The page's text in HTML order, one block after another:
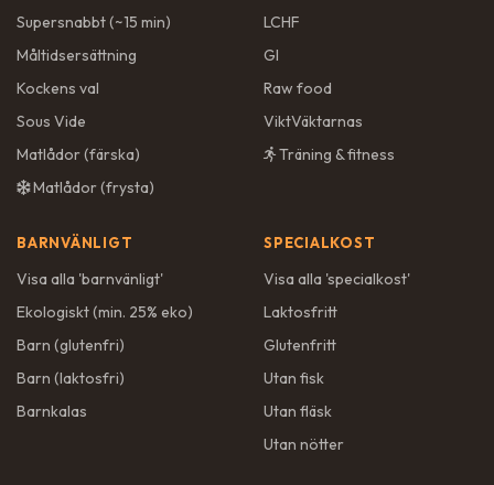
Supersnabbt (~15 min)
Måltidsersättning
Kockens val
Sous Vide
Matlådor (färska)
Matlådor (frysta)
LCHF
GI
Raw food
ViktVäktarnas
Träning & fitness
BARNVÄNLIGT
Visa alla 'barnvänligt'
Ekologiskt (min. 25% eko)
Barn (glutenfri)
Barn (laktosfri)
Barnkalas
SPECIALKOST
Visa alla 'specialkost'
Laktosfritt
Glutenfritt
Utan fisk
Utan fläsk
Utan nötter